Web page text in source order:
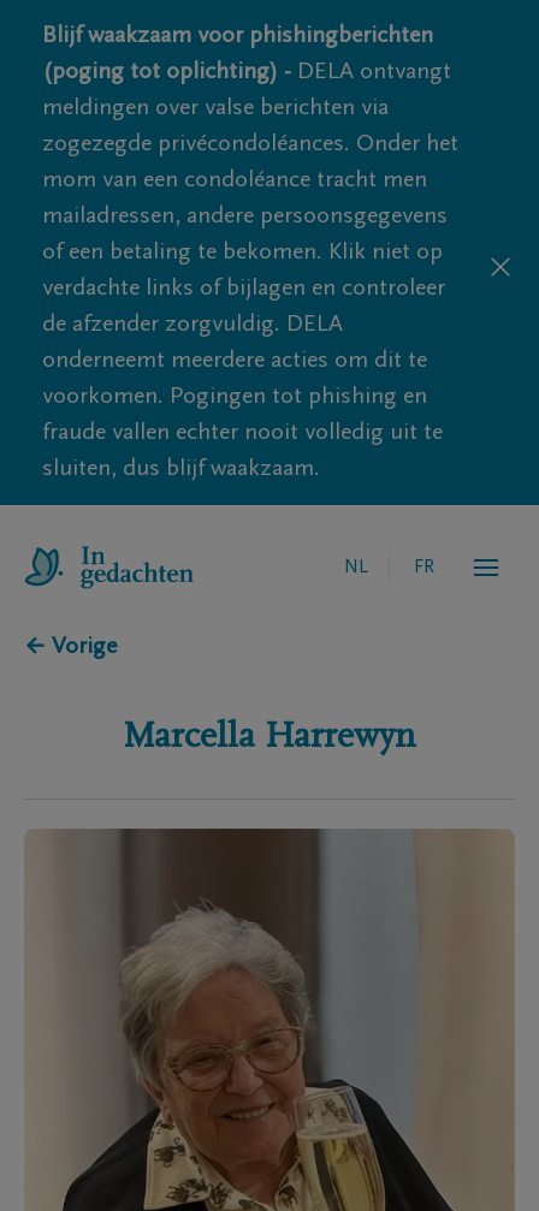
Blijf waakzaam voor phishingberichten
(poging tot oplichting) - DELA ontvangt
meldingen over valse berichten via
zogezegde privécondoléances. Onder het
mom van een condoléance tracht men
mailadressen, andere persoonsgegevens
of een betaling te bekomen. Klik niet op
verdachte links of bijlagen en controleer
de afzender zorgvuldig. DELA
onderneemt meerdere acties om dit te
voorkomen. Pogingen tot phishing en
fraude vallen echter nooit volledig uit te
sluiten, dus blijf waakzaam.
NL FR
← Vorige
Marcella Harrewyn